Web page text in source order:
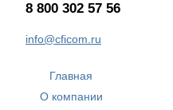
8 800 302 57 56
info@cficom.ru
Главная
О компании